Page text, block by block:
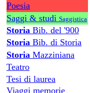
Poesia
Saggi & studi Saggistica
Storia Bib. del '900
Storia Bib. di Storia
Storia Mazziniana
Teatro
Tesi di laurea
Viaggi memorie